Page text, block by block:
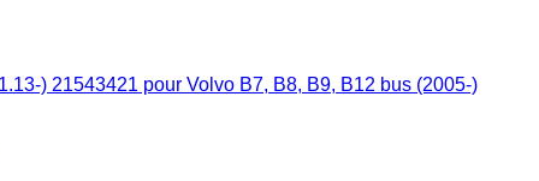
) 21543421 pour Volvo B7, B8, B9, B12 bus (2005-)